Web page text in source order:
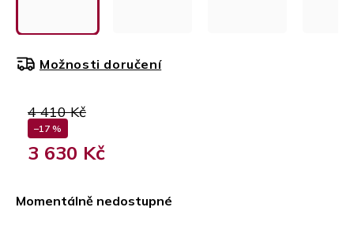
4 410 Kč
–17 %
3 630 Kč
Momentálně nedostupné
Možnosti doručení